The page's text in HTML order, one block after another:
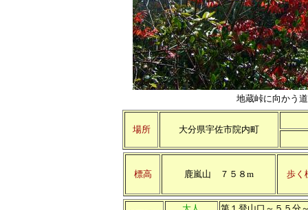
地蔵峠に向かう
場所 大分県宇佐市院内町
標高 鹿嵐山 ７５８m 歩く